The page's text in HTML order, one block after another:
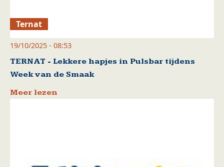
Ternat
19/10/2025 - 08:53
TERNAT - Lekkere hapjes in Pulsbar tijdens
Week van de Smaak
Meer lezen